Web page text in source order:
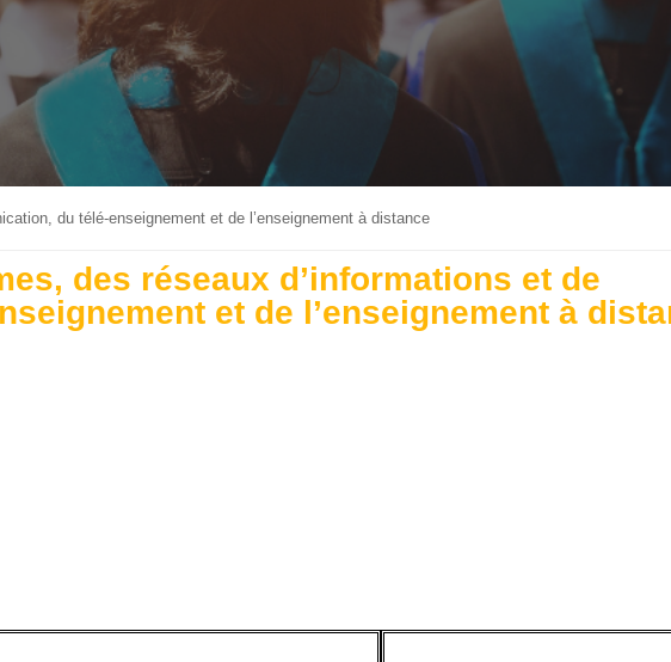
du télé-enseignement et de l’enseignement à distance
des réseaux d’informations et de
et de l’enseignement à